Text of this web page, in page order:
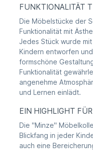
FUNKTIONALITÄT
Die Möbelstücke der
Funktionalität mit
Jedes Stück wurde
Kindern entworfen
formschöne
Funktionalität
angenehme
und Lernen einlädt.
EIN HIGHLIGHT
Die "Minze"
Blickfang in jeder
auch eine